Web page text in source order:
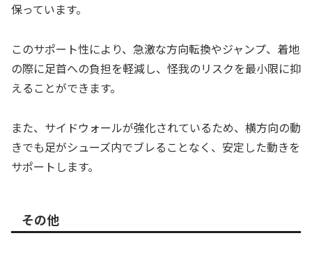
保っています。
このサポート性により、急激な方向転換やジャンプ、着地
の際に足首への負担を軽減し、怪我のリスクを最小限に抑
えることができます。
また、サイドウォールが強化されているため、横方向の動
きでも足がシューズ内でブレることなく、安定した動きを
サポートします。
その他